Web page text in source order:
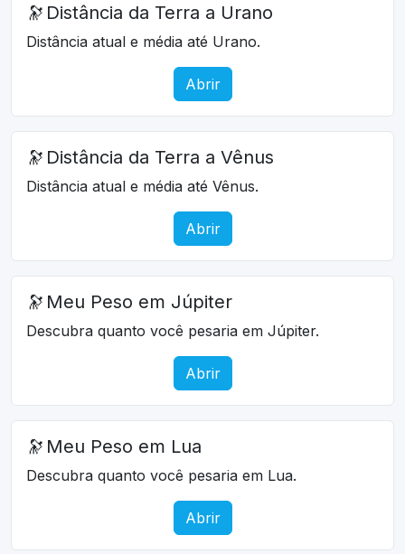
🔭 Distância da Terra a Urano
Distância atual e média até Urano.
Abrir
🔭 Distância da Terra a Vênus
Distância atual e média até Vênus.
Abrir
🔭 Meu Peso em Júpiter
Descubra quanto você pesaria em Júpiter.
Abrir
🔭 Meu Peso em Lua
Descubra quanto você pesaria em Lua.
Abrir